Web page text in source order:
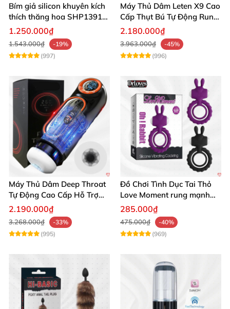
Bím giả silicon khuyên kích
thích thăng hoa SHP1391
ShopHanhPhuc
1.250.000₫
1.543.000₫
-19%
(997)
Máy Thủ Dâm Leten X9 Cao
Cấp Thụt Bú Tự Động Rung
Rên
2.180.000₫
3.963.000₫
-45%
(996)
Máy Thủ Dâm Deep Throat
Tự Động Cao Cấp Hỗ Trợ
Gắn Tường
2.190.000₫
3.268.000₫
-33%
(995)
Đồ Chơi Tình Dục Tai Thỏ
Love Moment rung mạnh
mẽ êm ái
285.000₫
475.000₫
-40%
(969)